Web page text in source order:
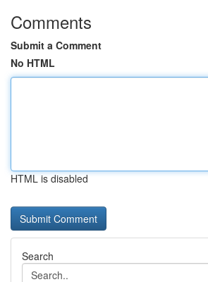
Comments
Submit a Comment
No HTML
HTML is disabled
Search